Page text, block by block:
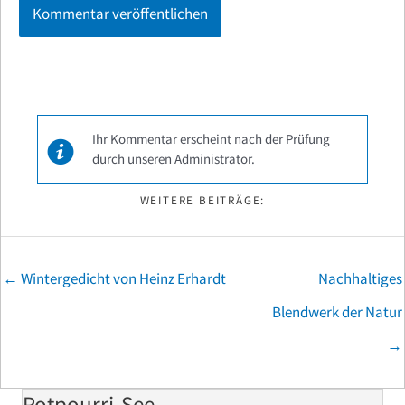
Ihr Kommentar erscheint nach der Prüfung
durch unseren Administrator.
WEITERE BEITRÄGE:
Posts
navigation
← Wintergedicht von Heinz Erhardt
Nachhaltiges
Blendwerk der Natur
→